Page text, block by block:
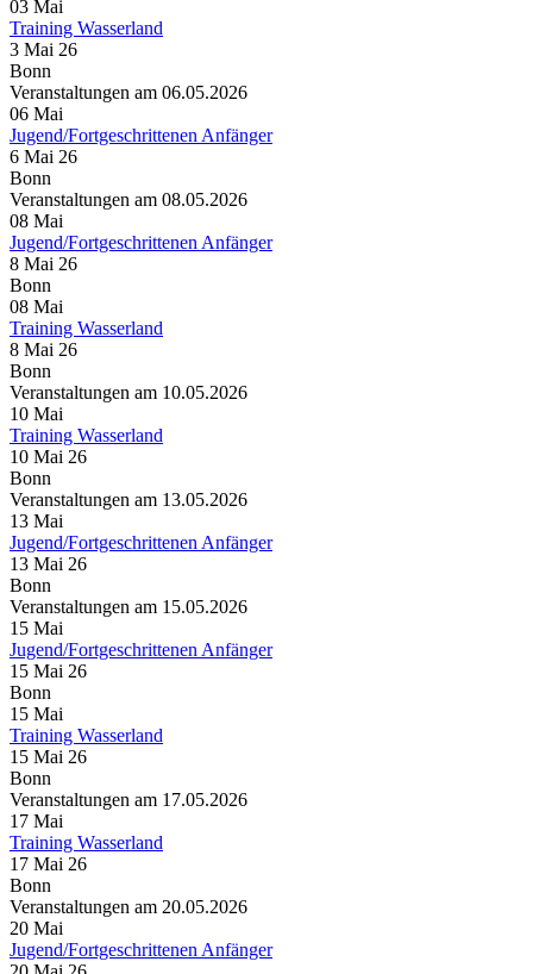
03 Mai
Training Wasserland
3 Mai 26
Bonn
Veranstaltungen am 06.05.2026
06 Mai
Jugend/Fortgeschrittenen Anfänger
6 Mai 26
Bonn
Veranstaltungen am 08.05.2026
08 Mai
Jugend/Fortgeschrittenen Anfänger
8 Mai 26
Bonn
08 Mai
Training Wasserland
8 Mai 26
Bonn
Veranstaltungen am 10.05.2026
10 Mai
Training Wasserland
10 Mai 26
Bonn
Veranstaltungen am 13.05.2026
13 Mai
Jugend/Fortgeschrittenen Anfänger
13 Mai 26
Bonn
Veranstaltungen am 15.05.2026
15 Mai
Jugend/Fortgeschrittenen Anfänger
15 Mai 26
Bonn
15 Mai
Training Wasserland
15 Mai 26
Bonn
Veranstaltungen am 17.05.2026
17 Mai
Training Wasserland
17 Mai 26
Bonn
Veranstaltungen am 20.05.2026
20 Mai
Jugend/Fortgeschrittenen Anfänger